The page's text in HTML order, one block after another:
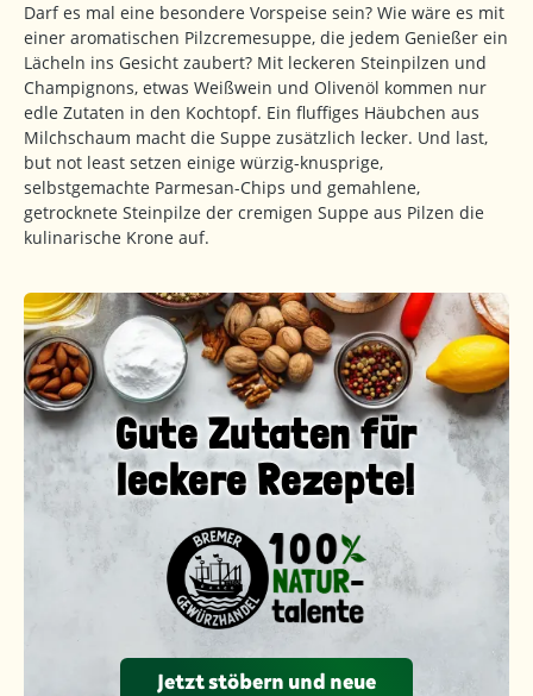
Darf es mal eine besondere Vorspeise sein? Wie wäre es mit
einer aromatischen Pilzcremesuppe, die jedem Genießer ein
Lächeln ins Gesicht zaubert? Mit leckeren Steinpilzen und
Champignons, etwas Weißwein und Olivenöl kommen nur
edle Zutaten in den Kochtopf. Ein fluffiges Häubchen aus
Milchschaum macht die Suppe zusätzlich lecker. Und last,
but not least setzen einige würzig-knusprige,
selbstgemachte Parmesan-Chips und gemahlene,
getrocknete Steinpilze der cremigen Suppe aus Pilzen die
kulinarische Krone auf.
Gute Zutaten für
leckere Rezepte!
Jetzt stöbern und neue